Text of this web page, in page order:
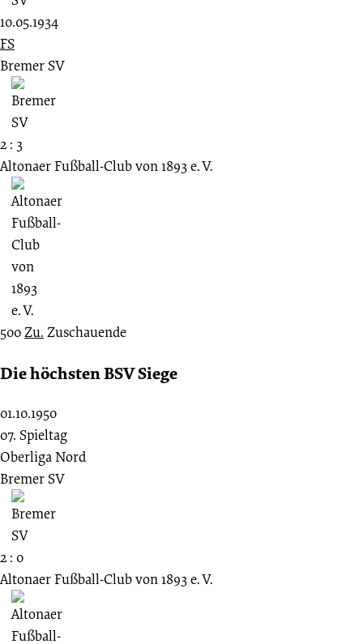
10.05.1934
FS
Bremer SV
2 : 3
Altonaer Fußball-Club von 1893 e. V.
500Zu. Zuschauende
Die höchsten BSV Siege
01.10.1950
07. Spieltag
Oberliga Nord
Bremer SV
2 : 0
Altonaer Fußball-Club von 1893 e. V.